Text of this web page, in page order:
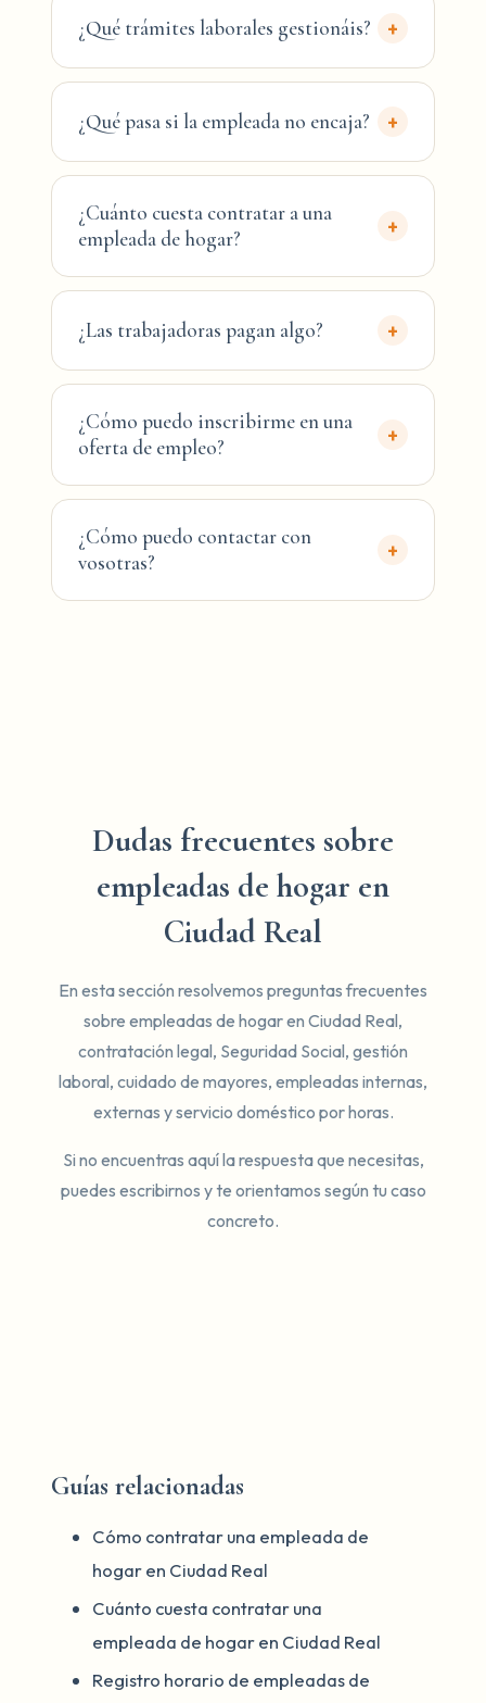
¿Qué trámites laborales gestionáis? +
¿Qué pasa si la empleada no encaja? +
¿Cuánto cuesta contratar a una
empleada de hogar?
+
¿Las trabajadoras pagan algo? +
¿Cómo puedo inscribirme en una
oferta de empleo?
+
¿Cómo puedo contactar con
vosotras?
+
Dudas frecuentes sobre
empleadas de hogar en
Ciudad Real
En esta sección resolvemos preguntas frecuentes
sobre empleadas de hogar en Ciudad Real,
contratación legal, Seguridad Social, gestión
laboral, cuidado de mayores, empleadas internas,
externas y servicio doméstico por horas.
Si no encuentras aquí la respuesta que necesitas,
puedes escribirnos y te orientamos según tu caso
concreto.
Guías relacionadas
Cómo contratar una empleada de
hogar en Ciudad Real
Cuánto cuesta contratar una
empleada de hogar en Ciudad Real
Registro horario de empleadas de